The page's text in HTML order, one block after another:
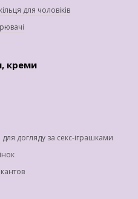
для чоловіків
креми
догляду за секс-іграшками